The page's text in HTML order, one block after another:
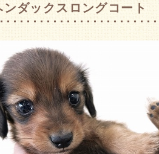
ンダックスロングコート